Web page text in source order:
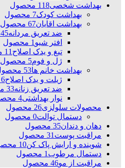
بهداشت شخصی118 محصول
بهداشت کودک7 محصول
بهداشت اقایان67 محصول
ضد تعریق مردانه45 محصول
افتر شیو1 محصول
تیغ و یدک اصلاح11 محصول
ژل و فوم5 محصول
بهداشت خانم ها53 محصول
ژیلت و یدک اصلاح6 محصول
ضد تعریق زنانه33 محصول
نوار بهداشتی4 محصول
محصولات سلولزی26 محصول
دستمال توالت0 محصول
دهان و دندان35 محصول
مراقبت پوست31 محصول
شوینده و ارایش پاک کن10 محصول
دستمال مرطوب1 محصول
مراقبت از مو46 محصول